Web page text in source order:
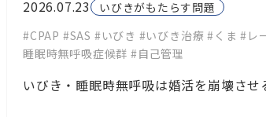
2026.07.23 いびきがもたらす問題
いびき・睡眠時無呼吸は婚活を崩壊さ
#CPAP #SAS #いびき #いびき治療#くま#レ
睡眠時無呼吸症候群 #自己管理